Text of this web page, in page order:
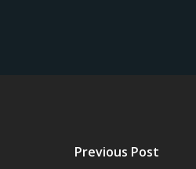
Previous Post